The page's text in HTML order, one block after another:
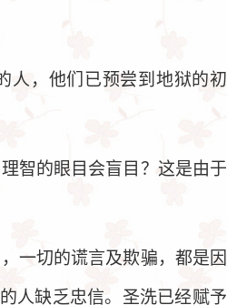
人，他们已预尝到地狱的初
智的眼目会盲目？这是由于
一切的谎言及欺骗，都是因
人缺乏忠信。圣洗已经赋予